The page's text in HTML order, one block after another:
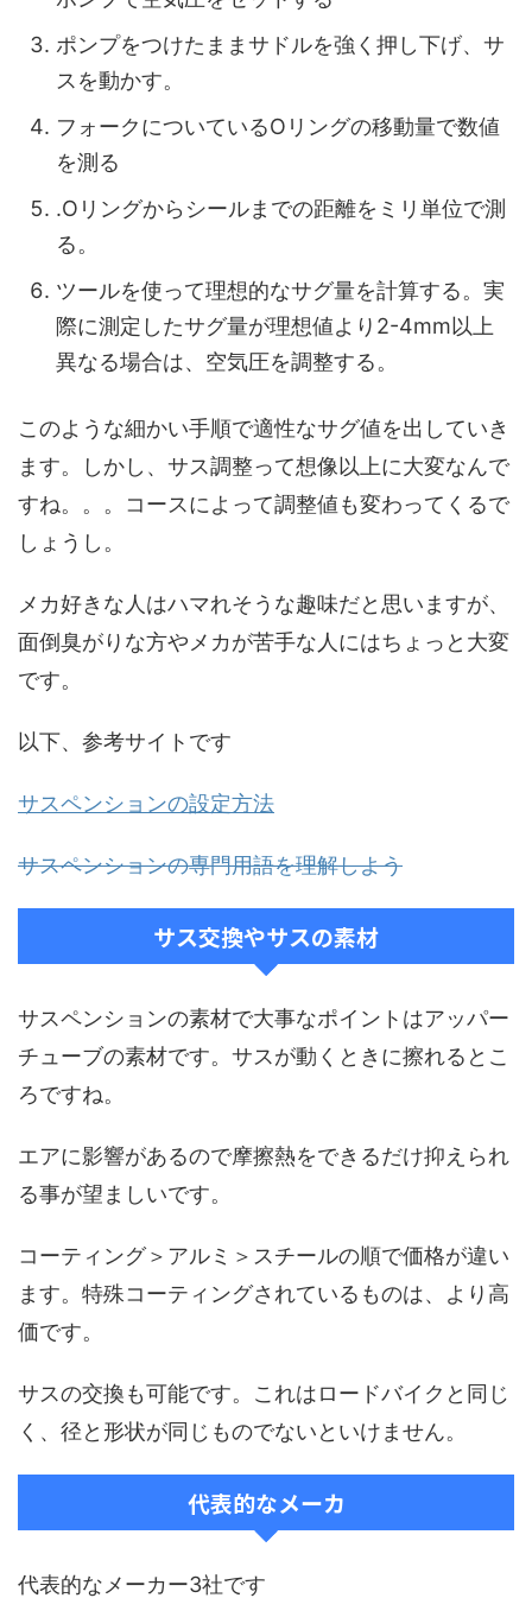
ポンプをつけたままサドルを強く押し下げ、サ
スを動かす。
フォークについているOリングの移動量で数値
を測る
.Oリングからシールまでの距離をミリ単位で測
る。
ツールを使って理想的なサグ量を計算する。実
際に測定したサグ量が理想値より2-4mm以上
異なる場合は、空気圧を調整する。
このような細かい手順で適性なサグ値を出していき
ます。しかし、サス調整って想像以上に大変なんで
すね。。。コースによって調整値も変わってくるで
しょうし。
メカ好きな人はハマれそうな趣味だと思いますが、
面倒臭がりな方やメカが苦手な人にはちょっと大変
です。
以下、参考サイトです
サスペンションの設定方法
サスペンションの専門用語を理解しよう
サス交換やサスの素材
サスペンションの素材で大事なポイントはアッパー
チューブの素材です。サスが動くときに擦れるとこ
ろですね。
エアに影響があるので摩擦熱をできるだけ抑えられ
る事が望ましいです。
コーティング＞アルミ＞スチールの順で価格が違い
ます。特殊コーティングされているものは、より高
価です。
サスの交換も可能です。これはロードバイクと同じ
く、径と形状が同じものでないといけません。
代表的なメーカ
代表的なメーカー3社です